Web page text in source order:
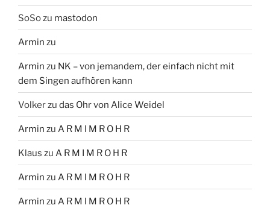
SoSozu mastodon
Armin zu
Armin zu NK – von jemandem, der einfach nicht mit
dem Singen aufhören kann
Volkerzu das Ohr von Alice Weidel
Armin zu A R M I M R O H R
Klaus zu A R M I M R O H R
Armin zu A R M I M R O H R
Armin zu A R M I M R O H R